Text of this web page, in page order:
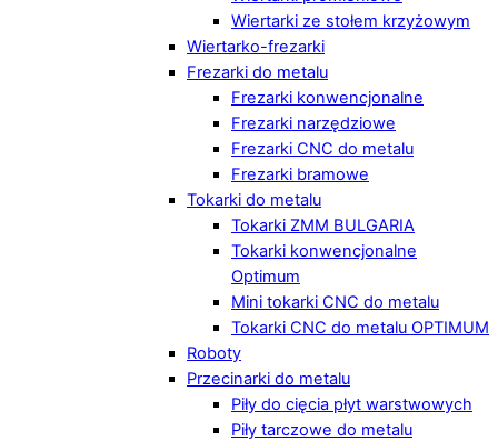
Wiertarki ze stołem krzyżowym
Wiertarko-frezarki
Frezarki do metalu
Frezarki konwencjonalne
Frezarki narzędziowe
Frezarki CNC do metalu
Frezarki bramowe
Tokarki do metalu
Tokarki ZMM BULGARIA
Tokarki konwencjonalne
Optimum
Mini tokarki CNC do metalu
Tokarki CNC do metalu OPTIMUM
Roboty
Przecinarki do metalu
Piły do cięcia płyt warstwowych
Piły tarczowe do metalu